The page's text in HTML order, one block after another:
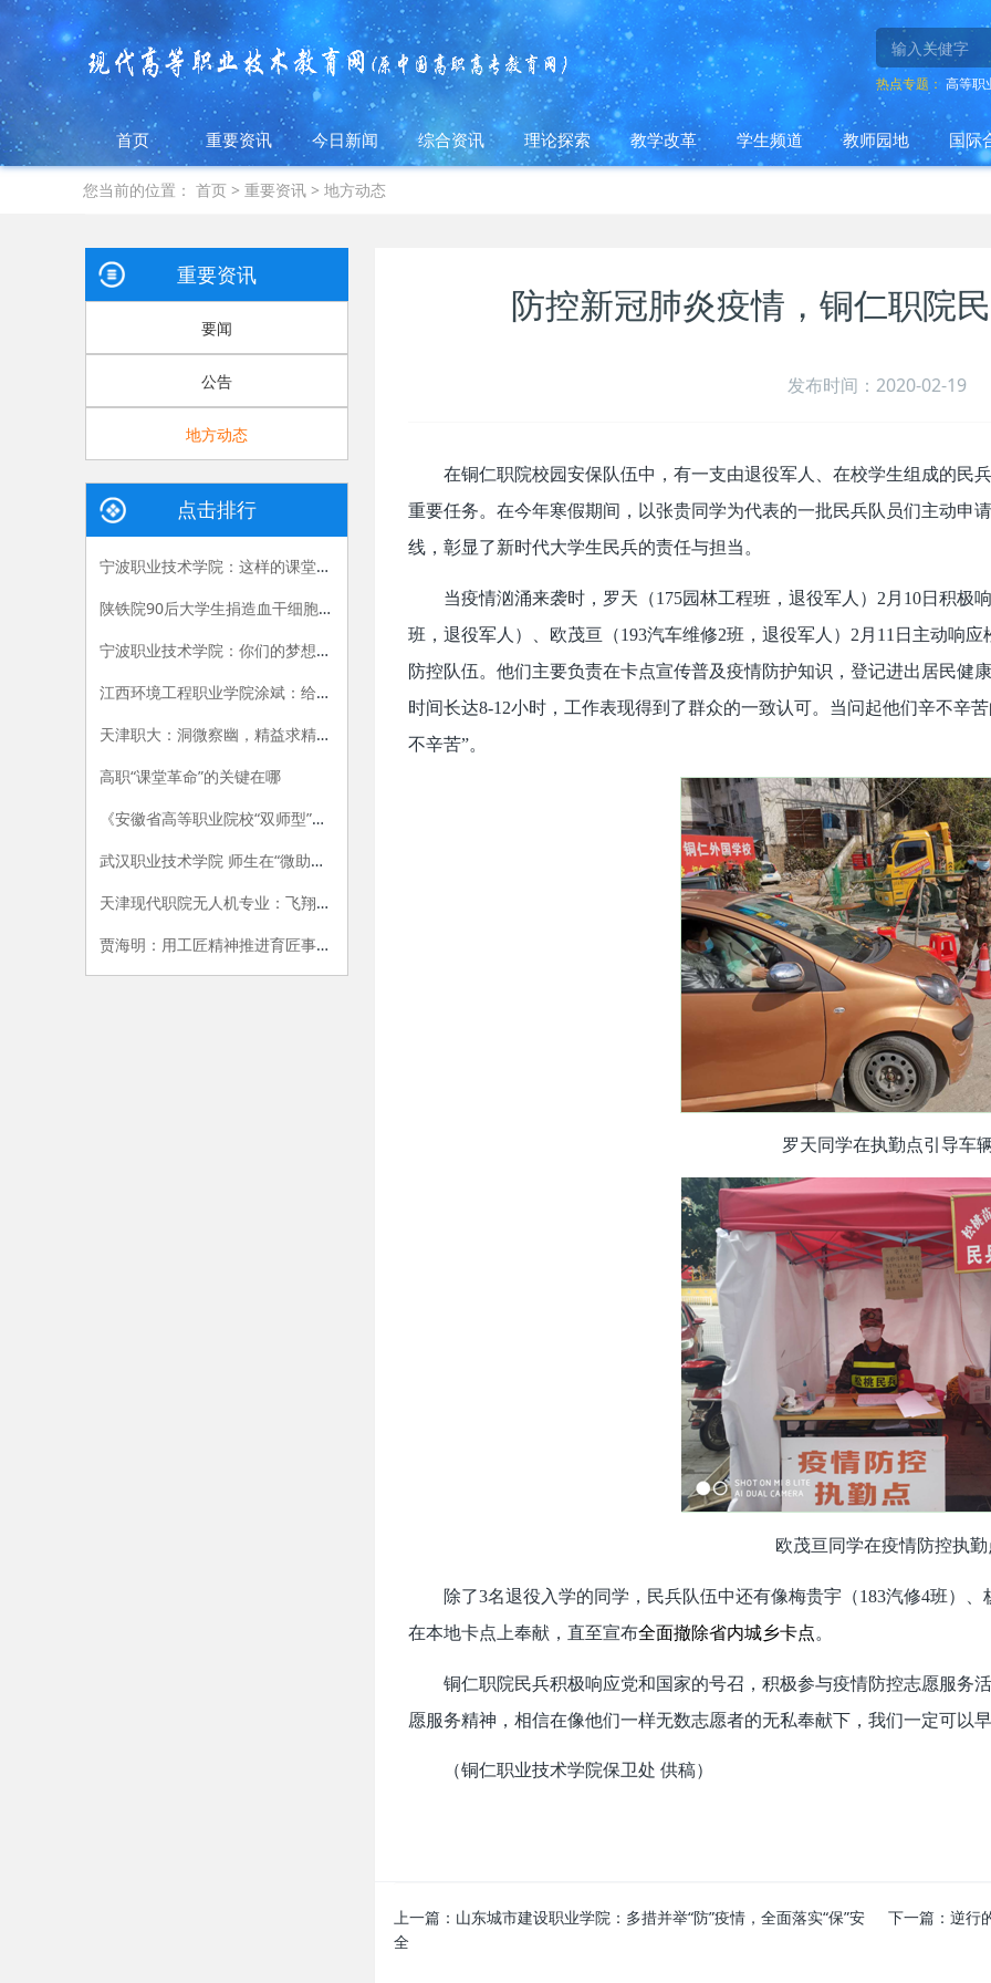
热点专题： 高等职
首页 重要资讯 今日新闻 综合资讯 理论探索 教学改革 学生频道 教师园地 国际
您当前的位置： 首页> 重要资讯> 地方动态
防控新冠肺炎疫情，铜仁职院
发布时间：2020-02-19
在铜仁职院校园安保队伍中，有一支由退役军人、在校学生组成的民
重要任务。在今年寒假期间，以张贵同学为代表的一批民兵队员们主动申
线，彰显了新时代大学生民兵的责任与担当。
当疫情汹涌来袭时，罗天（175园林工程班，退役军人）2月10日积极
班，退役军人）、欧茂亘（193汽车维修2班，退役军人）2月11日主动响
防控队伍。他们主要负责在卡点宣传普及疫情防护知识，登记进出居民健
时间长达8-12小时，工作表现得到了群众的一致认可。当问起他们辛不辛
不辛苦”。
罗天同学在执勤点引导车
欧茂亘同学在疫情防控执
除了3名退役入学的同学，民兵队伍中还有像梅贵宇（183汽修4班）
在本地卡点上奉献，直至宣布全面撤除省内城乡卡点。
铜仁职院民兵积极响应党和国家的号召，积极参与疫情防控志愿服务
愿服务精神，相信在像他们一样无数志愿者的无私奉献下，我们一定可以
（铜仁职业技术学院保卫处 供稿）
上一篇： 山东城市建设职业学院：多措并举“防”疫情，全面落实“保”安
全
下一篇： 逆行
重要资讯
要闻
公告
地方动态
点击排行
宁波职业技术学院：这样的课堂，我们喜欢——有效课堂认证侧记
陕铁院90后大学生捐造血干细胞救人 生命接力跨越国界
宁波职业技术学院：你们的梦想我们的责任
江西环境工程职业学院涂斌：给自己布置的特殊作业
天津职大：洞微察幽，精益求精，严把视光人才出口关
高职“课堂革命”的关键在哪
《安徽省高等职业院校“双师型”教师认定办法（试行）》和《安徽省高等职业院校“双师型”教师认定标准（试行）》
武汉职业技术学院 师生在“微助教”平台上共享思政课的乐趣
天津现代职院无人机专业：飞翔，在我手中
贾海明：用工匠精神推进育匠事业创新发展